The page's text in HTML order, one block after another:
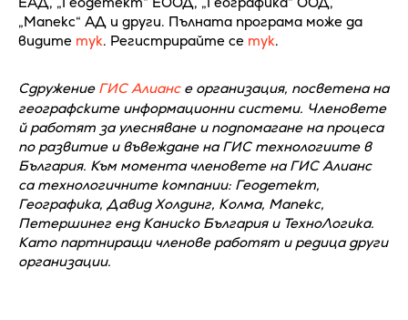
„Мапекс“ АД и други. Пълната програма може да
видите тук. Регистрирайте се тук.
Сдружение ГИС Алиансе организация, посветена на
географските информационни системи. Членовете
й работят за улесняване и подпомагане на процеса
по развитие и въвеждане на ГИС технологиите в
България. Към момента членовете на ГИС Алианс
са технологичните компании: Геодетект,
Географика, Давид Холдинг, Колма, Мапекс,
Петершинег енд Каниско България и ТехноЛогика.
Като партниращи членове работят и редица други
организации.